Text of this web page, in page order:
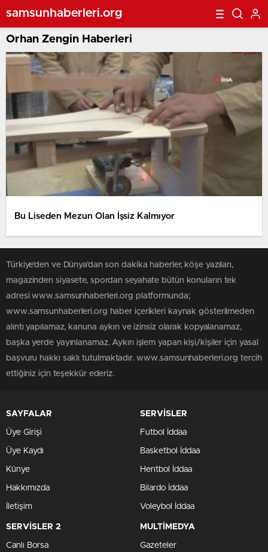
samsunhaberleri.org
Orhan Zengin Haberleri
Bu Liseden Mezun Olan İşsiz Kalmıyor
Türkiye'den ve Dünya’dan son dakika haberler, köşe yazıları,
magazinden siyasete, spordan seyahate bütün konuların tek
adresi www.samsunhaberleri.org platformunda;
www.samsunhaberleri.org haber içerikleri kaynak gösterilmeden
alıntı yapılamaz, kanuna aykırı ve izinsiz olarak kopyalanamaz,
başka yerde yayınlanamaz. Aykırı işlem yapan kişi/kişiler için yasal
başvuru hakkı saklı tutulmaktadır. www.samsunhaberleri.org tercih
ettiğiniz için teşekkür ederiz.
SAYFALAR
Üye Girişi
Üye Kaydı
Künye
Hakkımızda
İletişim
SERVİSLER
Futbol İddaa
Basketbol İddaa
Hentbol İddaa
Bilardo İddaa
Voleybol İddaa
SERVİSLER 2
Canlı Borsa
MULTİMEDYA
Gazeteler